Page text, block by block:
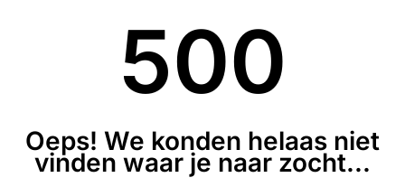
500
Oeps! We konden helaas niet
vinden waar je naar zocht...